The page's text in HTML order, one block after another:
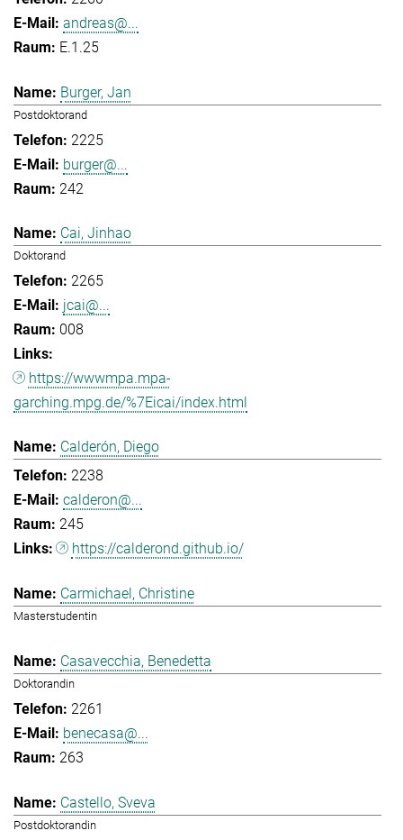
andreas@...
E.1.25
Burger, Jan
Postdoktorand
2225
burger@...
242
Cai, Jinhao
Doktorand
2265
jcai@...
008
https://wwwmpa.mpa-
garching.mpg.de/%7Eicai/index.html
Calderón, Diego
2238
calderon@...
245
https://calderond.github.io/
Carmichael, Christine
Masterstudentin
Casavecchia, Benedetta
Doktorandin
2261
benecasa@...
263
Castello, Sveva
Postdoktorandin